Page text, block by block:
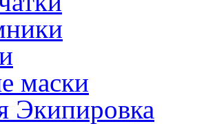
маски
Экипировка